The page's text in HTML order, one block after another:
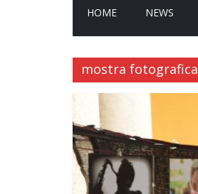
HOME NEWS
mostra fotografica